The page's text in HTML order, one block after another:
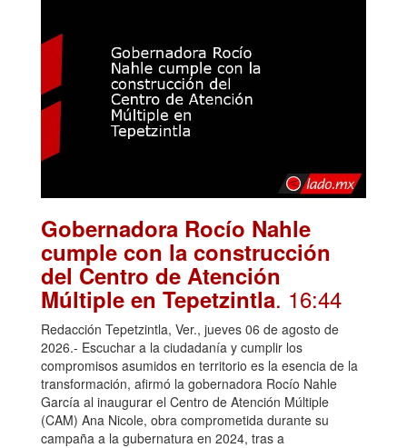
Gobernadora Rocío Nahle
cumple con la construcción
del Centro de Atención
Múltiple en Tepetzintla. 16:44
Redacción Tepetzintla, Ver., jueves 06 de agosto de
2026.- Escuchar a la ciudadanía y cumplir los
compromisos asumidos en territorio es la esencia de la
transformación, afirmó la gobernadora Rocío Nahle
García al inaugurar el Centro de Atención Múltiple
(CAM) Ana Nicole, obra comprometida durante su
campaña a la gubernatura en 2024, tras a